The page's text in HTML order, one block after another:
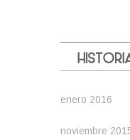
enero 2016
noviembre